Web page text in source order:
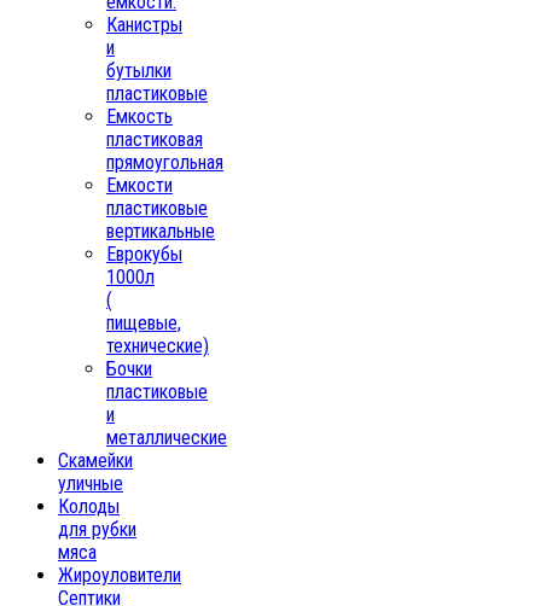
Канистры
и
бутылки
пластиковые
Емкость
пластиковая
прямоугольная
Емкости
пластиковые
вертикальные
Еврокубы
1000л
(
пищевые,
технические)
Бочки
пластиковые
и
металлические
Скамейки
уличные
Колоды
для рубки
мяса
Жироуловители
Септики